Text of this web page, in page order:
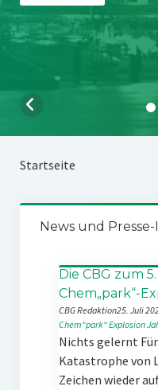
Startseite
News und
Die CBG zum
Chem„park“-
CBG Redaktion25. Juli
Chem“park“Explosion
Nichts gelernt
Katastrophe von
Zeichen wieder